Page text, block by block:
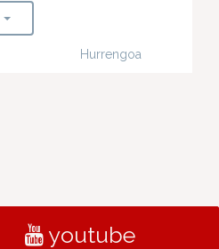
Hurrengoa
youtube